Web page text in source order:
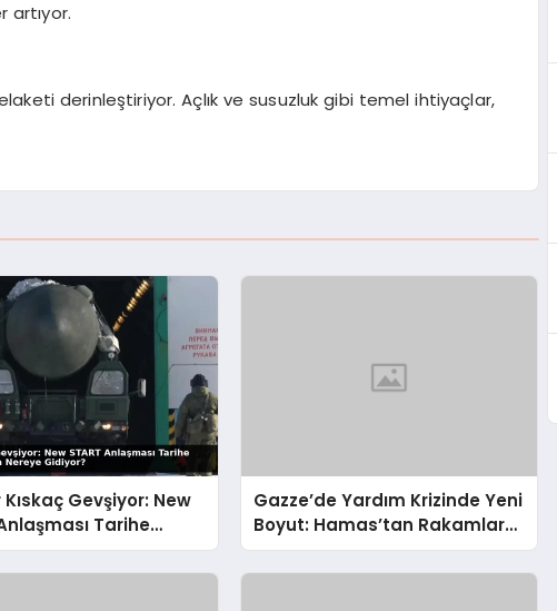
artıyor.
derinleştiriyor. Açlık ve susuzluk gibi temel ihtiyaçlar,
Gevşiyor: New
Tarihe
Dünya Nereye
Gazze’de Yardım Krizinde Yeni
Boyut: Hamas’tan Rakamlara
Sert İtiraz